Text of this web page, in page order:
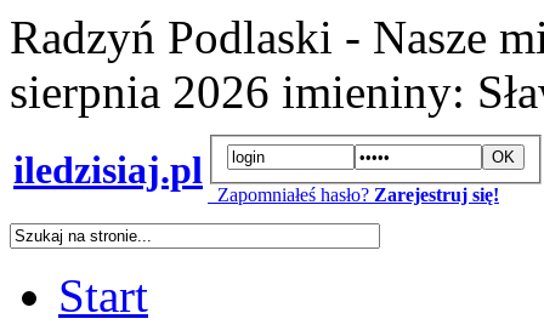
Radzyń Podlaski - Nasze
sierpnia 2026 imieniny:
iledzisiaj.pl
Zapomniałeś hasło? Zarejestruj się!
Start